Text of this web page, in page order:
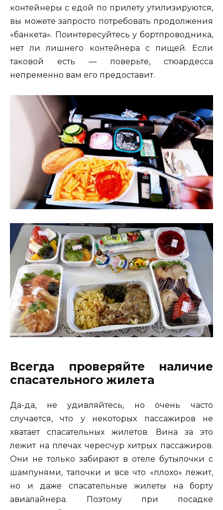
контейнеры с едой по прилету утилизируются,
вы можете запросто потребовать продолжения
«банкета». Поинтересуйтесь у бортпроводника,
нет ли лишнего контейнера с пищей. Если
таковой есть — поверьте, стюардесса
непременно вам его предоставит.
Всегда проверяйте наличие
спасательного жилета
Да-да, не удивляйтесь, но очень часто
случается, что у некоторых пассажиров не
хватает спасательных жилетов. Вина за это
лежит на плечах чересчур хитрых пассажиров.
Они не только забирают в отеле бутылочки с
шампунями, тапочки и все что «плохо» лежит,
но и даже спасательные жилеты на борту
авиалайнера. Поэтому при посадке